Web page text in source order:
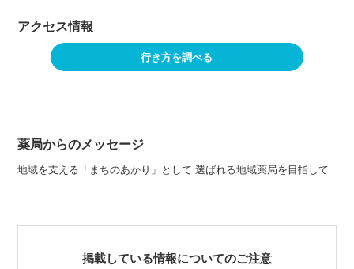
アクセス情報
行き方を調べる
薬局からのメッセージ
地域を支える「まちのあかり」として 選ばれる地域薬局を目指して
掲載している情報についてのご注意